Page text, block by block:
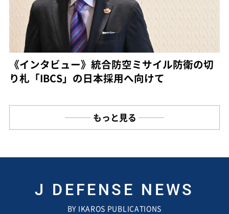
《インタビュー》統合防空ミサイル防衛の切
り札「IBCS」の日本採用へ向けて
もっと見る
J DEFENSE NEWS
BY IKAROS PUBLICATIONS